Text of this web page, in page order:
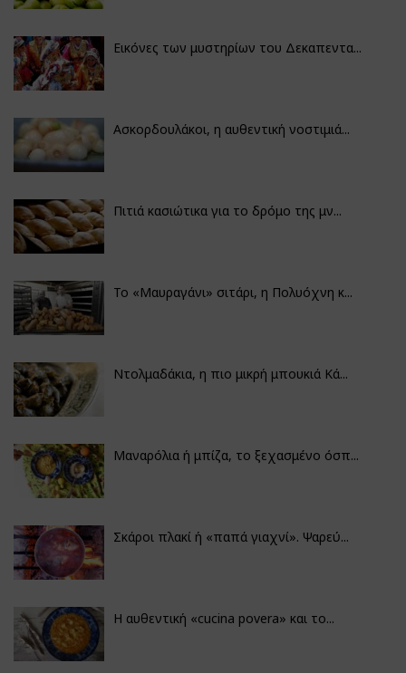
Εικόνες των μυστηρίων του Δεκαπεντα...
Ασκορδουλάκοι, η αυθεντική νοστιμιά...
Πιτιά κασιώτικα για το δρόμο της μν...
Το «Μαυραγάνι» σιτάρι, η Πολυόχνη κ...
Ντολμαδάκια, η πιο μικρή μπουκιά Κά...
Μαναρόλια ή μπίζα, το ξεχασμένο όσπ...
Σκάροι πλακί ή «παπά γιαχνί». Ψαρεύ...
Η αυθεντική «cucina povera» και το...